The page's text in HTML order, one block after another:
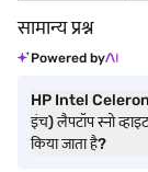
सामान्य प्रश्न
Powered by
HP Intel
इंच) लैपटॉप स्नो
किया जाता है?